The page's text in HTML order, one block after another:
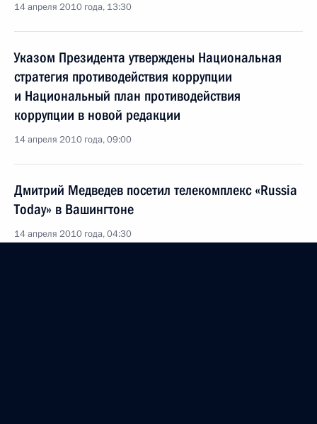
14 апреля 2010 года, 13:30
Указом Президента утверждены Национальная
стратегия противодействия коррупции
и Национальный план противодействия
коррупции в новой редакции
14 апреля 2010 года, 09:00
Дмитрий Медведев посетил телекомплекс «Russia
Today» в Вашингтоне
14 апреля 2010 года, 04:30